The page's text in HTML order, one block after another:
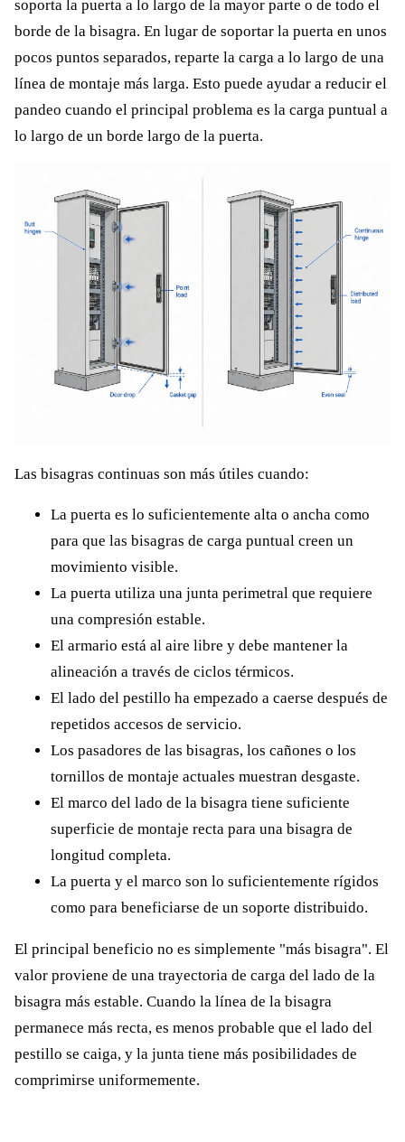
soporta la puerta a lo largo de la mayor parte o de todo el
borde de la bisagra. En lugar de soportar la puerta en unos
pocos puntos separados, reparte la carga a lo largo de una
línea de montaje más larga. Esto puede ayudar a reducir el
pandeo cuando el principal problema es la carga puntual a
lo largo de un borde largo de la puerta.
Las bisagras continuas son más útiles cuando:
La puerta es lo suficientemente alta o ancha como
para que las bisagras de carga puntual creen un
movimiento visible.
La puerta utiliza una junta perimetral que requiere
una compresión estable.
El armario está al aire libre y debe mantener la
alineación a través de ciclos térmicos.
El lado del pestillo ha empezado a caerse después de
repetidos accesos de servicio.
Los pasadores de las bisagras, los cañones o los
tornillos de montaje actuales muestran desgaste.
El marco del lado de la bisagra tiene suficiente
superficie de montaje recta para una bisagra de
longitud completa.
La puerta y el marco son lo suficientemente rígidos
como para beneficiarse de un soporte distribuido.
El principal beneficio no es simplemente "más bisagra". El
valor proviene de una trayectoria de carga del lado de la
bisagra más estable. Cuando la línea de la bisagra
permanece más recta, es menos probable que el lado del
pestillo se caiga, y la junta tiene más posibilidades de
comprimirse uniformemente.